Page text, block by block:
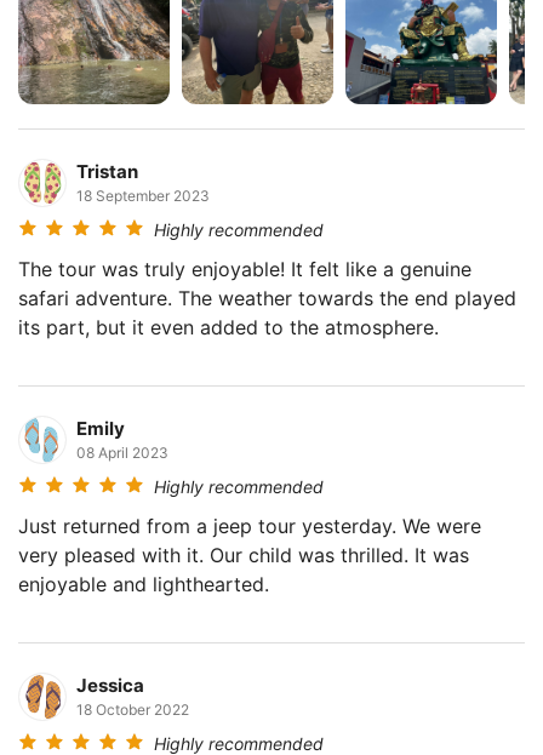
Einheimische die traditionellen Methoden der
Kokosnussverarbeitung zeigen, und probieren Sie dann
frische Kokosnuss direkt aus der Schale. Die Heimfahrt
beinhaltet auch eine klassische Wasserpistolenschlacht
zwischen den Jeep-Teams - eine Tradition, die alle
klatschnass und laechelnd zurueck zum Hotel bringt.
Was mitzubringen ist
Bequeme geschlossene Schuhe fuer
Dschungelwanderungen
Badebekleidung und ein Handtuch (fuer den
Leichte, bequeme Kleidung
Hut oder Muetze
Sonnencreme
Tristan
18 September 2023
Highly recommended
The tour was truly enjoyable! It felt like a genuine
safari adventure. The weather towards the end played
its part, but it even added to the atmosphere.
Emily
08 April 2023
Highly recommended
Just returned from a jeep tour yesterday. We were
very pleased with it. Our child was thrilled. It was
enjoyable and lighthearted.
Jessica
18 October 2022
Highly recommended